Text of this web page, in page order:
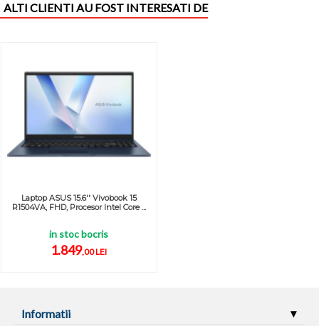
ALTI CLIENTI AU FOST INTERESATI DE
Laptop ASUS 15.6'' Vivobook 15
R1504VA, FHD, Procesor Intel Core ...
in stoc bocris
1.849,00 LEI
Informatii